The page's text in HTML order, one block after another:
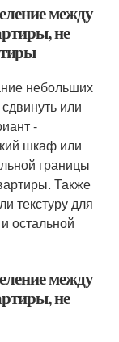
между
не
небольших
или
-
шкаф или
границы
Также
текстуру для
остальной
между
не